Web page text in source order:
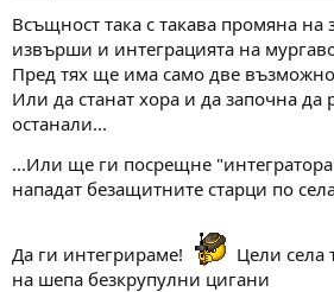
Всъщност така с такава промяна на
извърши и интеграцията на
Пред тях ще има само две
Или да станат хора и да започна да
останали...
...Или ще ги посрещне
нападат безащитните старци по
Да ги интегрираме!
Цели села
на шепа безкрупулни цигани